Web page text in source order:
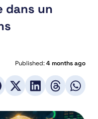
dans un
Published:4 months ago